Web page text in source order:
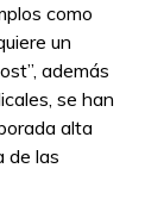
como
un
además
se han
alta
de las